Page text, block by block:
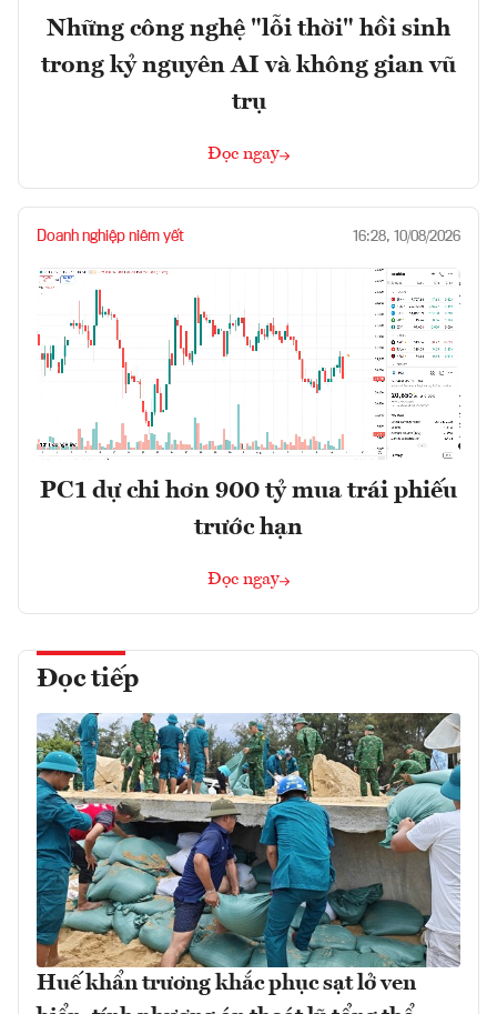
Những công nghệ "lỗi thời" hồi sinh
trong kỷ nguyên AI và không gian vũ
trụ
Đọc ngay
Doanh nghiệp niêm yết 16:28, 10/08/2026
PC1 dự chi hơn 900 tỷ mua trái phiếu
trước hạn
Đọc ngay
Đọc tiếp
Huế khẩn trương khắc phục sạt lở ven